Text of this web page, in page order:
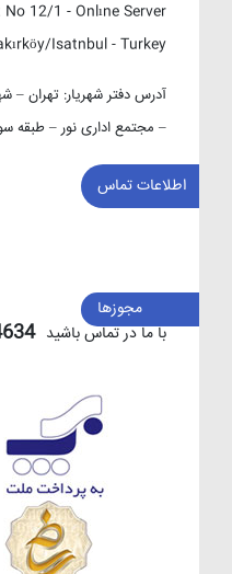
12/1 - Onlıne Server
Isatnbul - Turkey
آدرس دفتر شهریار:
– مجتمع اداری نور – طبقه
اطلاعات تماس
با ما در تماس باشید 021
مجوزها